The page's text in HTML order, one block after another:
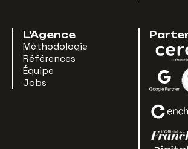
L'Agence
Méthodologie
Références
Équipe
Jobs